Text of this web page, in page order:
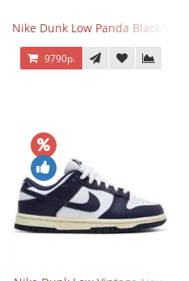
Nike Dunk Low Panda Black White
9790р.